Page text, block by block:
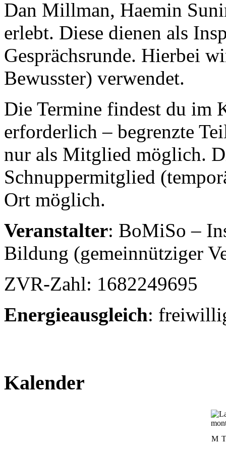
Dan Millman, Haemin
erlebt. Diese dienen als
Gesprächsrunde. Hierbei
Bewusster) verwendet.
Die Termine findest du im
erforderlich – begrenzte
nur als Mitglied möglich.
Schnuppermitglied
Ort möglich.
Veranstalter: BoMiSo –
Bildung (gemeinnütziger
ZVR-Zahl: 1682249695
Energieausgleich:
Kalender
M T